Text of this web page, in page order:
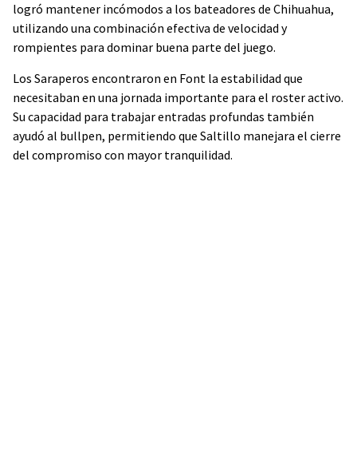
logró mantener incómodos a los bateadores de Chihuahua,
utilizando una combinación efectiva de velocidad y
rompientes para dominar buena parte del juego.
Los Saraperos encontraron en Font la estabilidad que
necesitaban en una jornada importante para el roster activo.
Su capacidad para trabajar entradas profundas también
ayudó al bullpen, permitiendo que Saltillo manejara el cierre
del compromiso con mayor tranquilidad.